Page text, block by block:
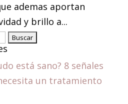
ademas aportan
y brillo a...
está sano? 8 señales
un tratamiento